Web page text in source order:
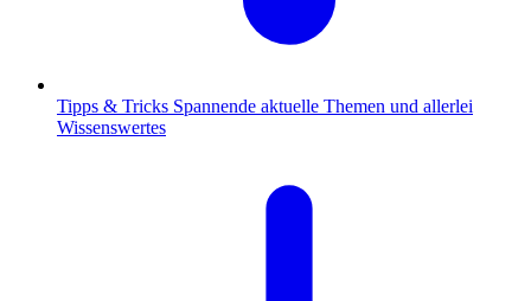
Tipps & Tricks Spannende aktuelle Themen und allerlei
Wissenswertes